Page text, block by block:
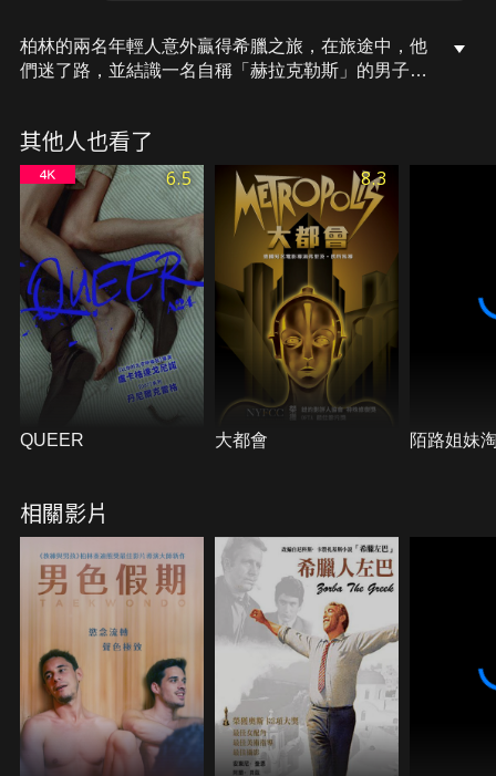
柏林的兩名年輕人意外贏得希臘之旅，在旅途中，他
們迷了路，並結識一名自稱「赫拉克勒斯」的男子。
無法回到過去，這段魔幻旅程究竟是迷失自我，還是
找到自我？
其他人也看了
6.5
QUEER
8.3
大都會 陌路姐妹
相關影片